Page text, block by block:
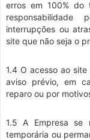
erros em 100% do
interrupções ou
site que não seja o
1.4 O acesso ao
aviso prévio, em
reparo ou por
1.5 A Empresa se
temporária ou